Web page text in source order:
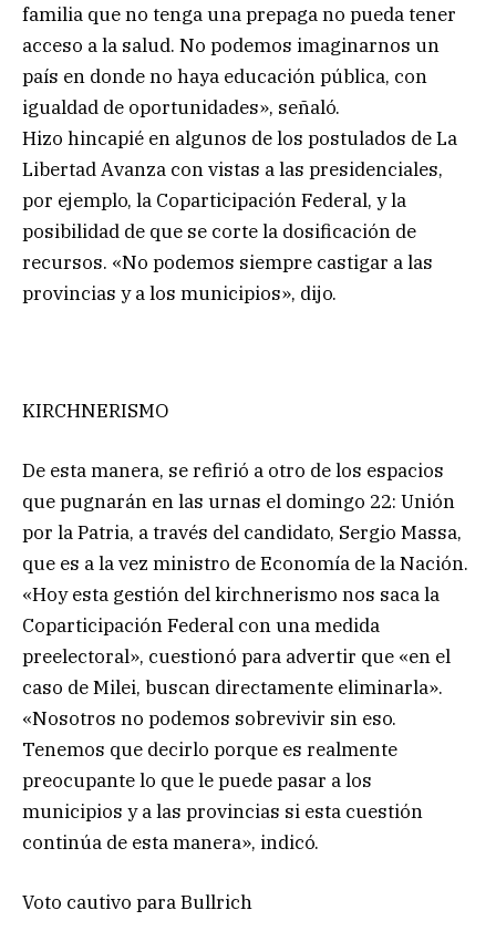
familia que no tenga una prepaga no pueda tener
acceso a la salud. No podemos imaginarnos un
país en donde no haya educación pública, con
igualdad de oportunidades», señaló.
Hizo hincapié en algunos de los postulados de La
Libertad Avanza con vistas a las presidenciales,
por ejemplo, la Coparticipación Federal, y la
posibilidad de que se corte la dosificación de
recursos. «No podemos siempre castigar a las
provincias y a los municipios», dijo.
KIRCHNERISMO
De esta manera, se refirió a otro de los espacios
que pugnarán en las urnas el domingo 22: Unión
por la Patria, a través del candidato, Sergio Massa,
que es a la vez ministro de Economía de la Nación.
«Hoy esta gestión del kirchnerismo nos saca la
Coparticipación Federal con una medida
preelectoral», cuestionó para advertir que «en el
caso de Milei, buscan directamente eliminarla».
«Nosotros no podemos sobrevivir sin eso.
Tenemos que decirlo porque es realmente
preocupante lo que le puede pasar a los
municipios y a las provincias si esta cuestión
continúa de esta manera», indicó.
Voto cautivo para Bullrich